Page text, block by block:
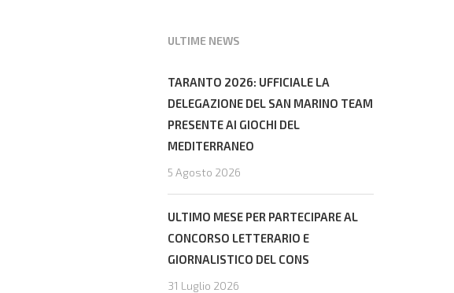
ULTIME NEWS
TARANTO 2026: UFFICIALE LA
DELEGAZIONE DEL SAN MARINO TEAM
PRESENTE AI GIOCHI DEL
MEDITERRANEO
5 Agosto 2026
ULTIMO MESE PER PARTECIPARE AL
CONCORSO LETTERARIO E
GIORNALISTICO DEL CONS
31 Luglio 2026